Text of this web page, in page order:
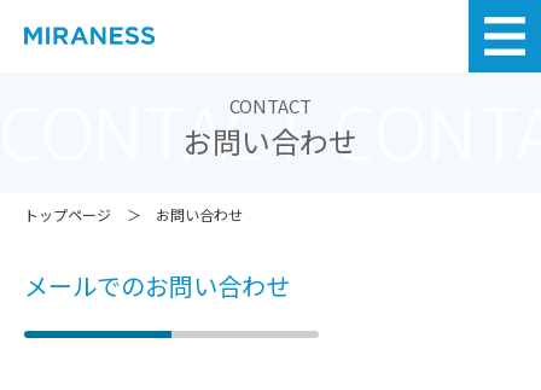
CONTACT
CONTACT
お問い合わせ
トップページ お問い合わせ
メールでのお問い合わせ